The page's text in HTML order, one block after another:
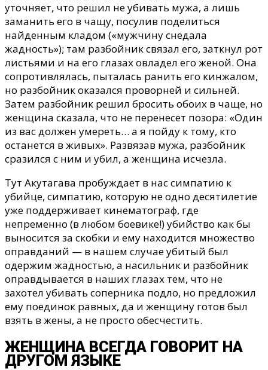
уточняет, что решил не убивать мужа, а лишь
заманить его в чащу, посулив поделиться
найденным кладом («мужчину снедала
жадность»); там разбойник связал его, заткнул рот
листьями и на его глазах овладел его женой. Она
сопротивлялась, пыталась ранить его кинжалом,
но разбойник оказался проворней и сильней.
Затем разбойник решил бросить обоих в чаще, но
женщина сказала, что не перенесет позора: «Один
из вас должен умереть… а я пойду к тому, кто
останется в живых». Развязав мужа, разбойник
сразился с ним и убил, а женщина исчезла.
Тут Акутагава пробуждает в нас симпатию к
убийце, симпатию, которую не одно десятилетие
уже поддерживает кинематограф, где
непременно (в любом боевике!) убийство как бы
выносится за скобки и ему находится множество
оправданий — в нашем случае убитый был
одержим жадностью, а насильник и разбойник
оправдывается в наших глазах тем, что не
захотел убивать соперника подло, но предложил
ему поединок равных, да и женщину готов был
взять в жены, а не просто обесчестить.
ЖЕНЩИНА ВСЕГДА ГОВОРИТ НА
ДРУГОМ ЯЗЫКЕ